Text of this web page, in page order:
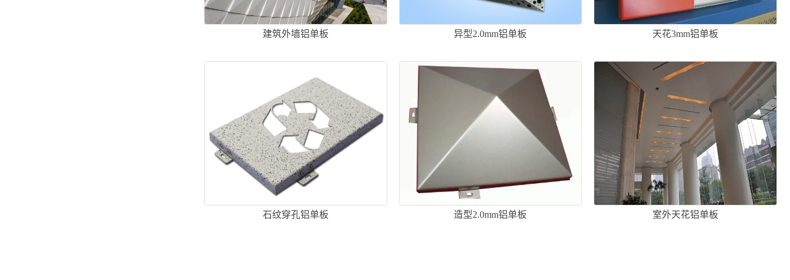
建筑外墙铝单板 异型2.0mm铝单板 天花3mm铝单板
石纹穿孔铝单板 造型2.0mm铝单板 室外天花铝单板